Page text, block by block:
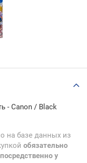
- Canon / Black
на базе данных из
обязательно
у